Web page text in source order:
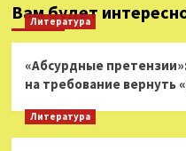
Вам будет
Литература
«Абсурдные
на требование вернуть
Литература